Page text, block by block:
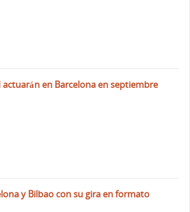
en Barcelona en septiembre
y Bilbao con su gira en formato